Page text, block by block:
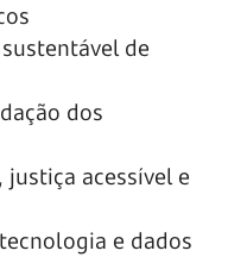
de
dos
acessível e
e dados